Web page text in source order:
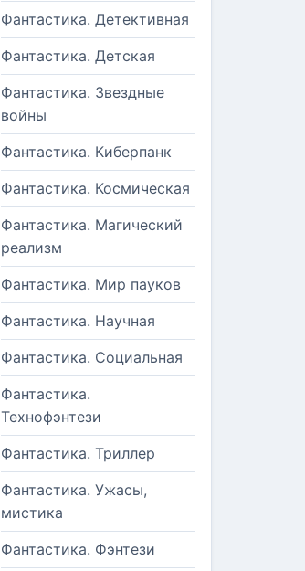
Фантастика. Детективная
Фантастика. Детская
Фантастика. Звездные
войны
Фантастика. Киберпанк
Фантастика. Космическая
Фантастика. Магический
реализм
Фантастика. Мир пауков
Фантастика. Научная
Фантастика. Социальная
Фантастика.
Технофэнтези
Фантастика. Триллер
Фантастика. Ужасы,
мистика
Фантастика. Фэнтези